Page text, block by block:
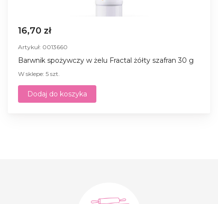
16,70 zł
Artykuł: 0013660
Barwnik spożywczy w żelu Fractal żółty szafran 30 g
W sklepe: 5 szt.
Dodaj do koszyka